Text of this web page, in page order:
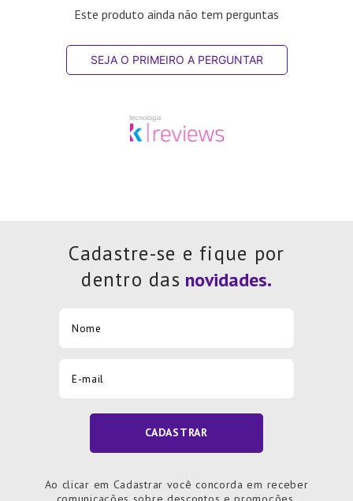
Este produto ainda não tem perguntas
SEJA O PRIMEIRO A PERGUNTAR
Cadastre-se e fique por
dentro das
CADASTRAR
Ao clicar em Cadastrar você concorda em receber